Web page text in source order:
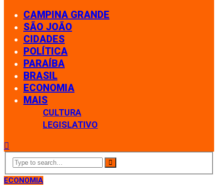
CAMPINA GRANDE
SÃO JOÃO
CIDADES
POLÍTICA
PARAÍBA
BRASIL
ECONOMIA
MAIS
CULTURA
LEGISLATIVO
ECONOMIA